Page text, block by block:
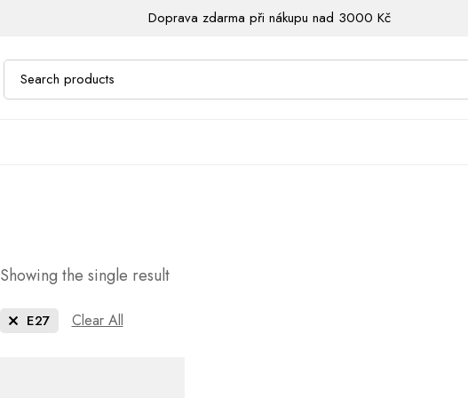
Doprava zdarma při nákupu nad 3000 Kč
Showing the single result
E27 Clear All